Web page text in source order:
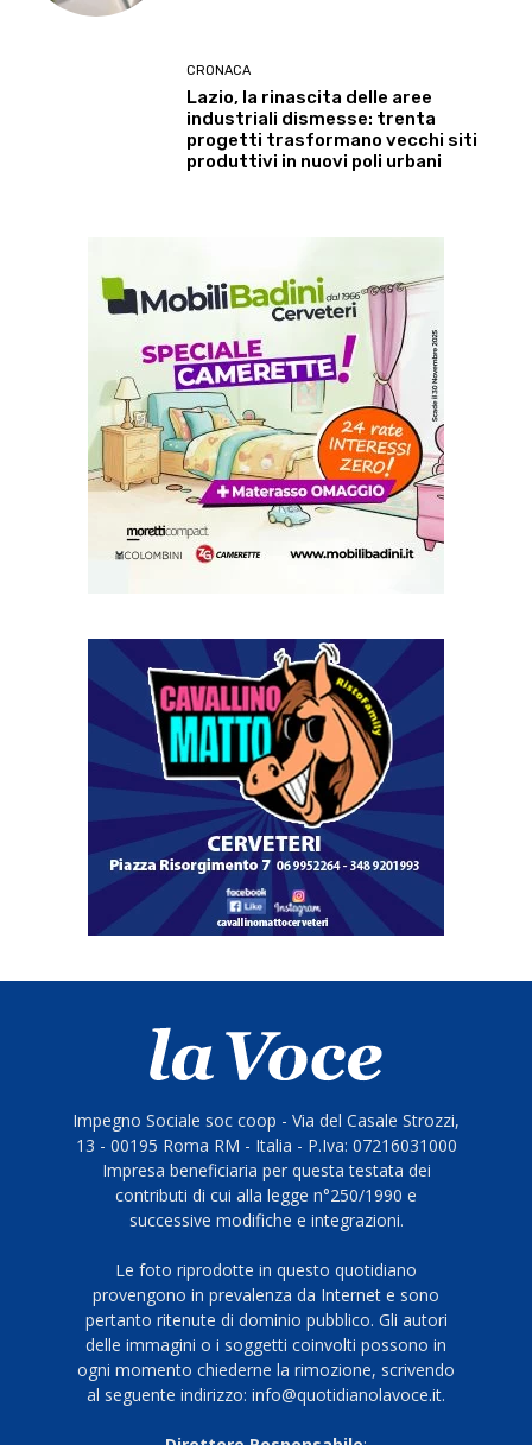
CRONACA
Lazio, la rinascita delle aree
industriali dismesse: trenta
progetti trasformano vecchi siti
produttivi in nuovi poli urbani
Impegno Sociale soc coop - Via del Casale Strozzi,
13 - 00195 Roma RM - Italia - P.Iva: 07216031000
Impresa beneficiaria per questa testata dei
contributi di cui alla legge n°250/1990 e
successive modifiche e integrazioni.
Le foto riprodotte in questo quotidiano
provengono in prevalenza da Internet e sono
pertanto ritenute di dominio pubblico. Gli autori
delle immagini o i soggetti coinvolti possono in
ogni momento chiederne la rimozione, scrivendo
al seguente indirizzo: info@quotidianolavoce.it.